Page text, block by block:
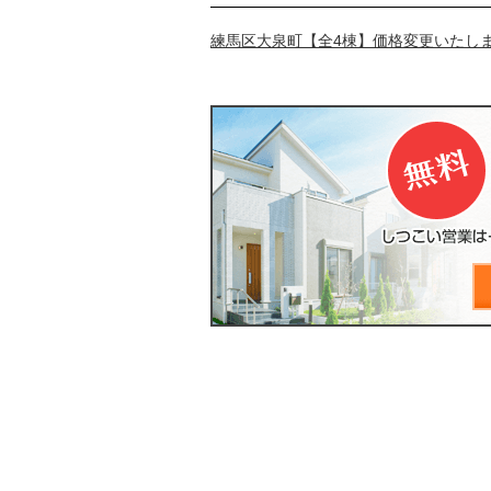
練馬区大泉町【全4棟】価格変更いたし